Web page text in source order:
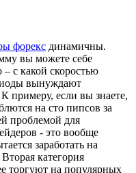
форекс динамичны.
вы можете себе
– с какой скоростью
вынуждают
примеру, если вы знаете,
на сто пипсов за
проблемой для
- это вообще
заработать на
категория
торгуют на популярных